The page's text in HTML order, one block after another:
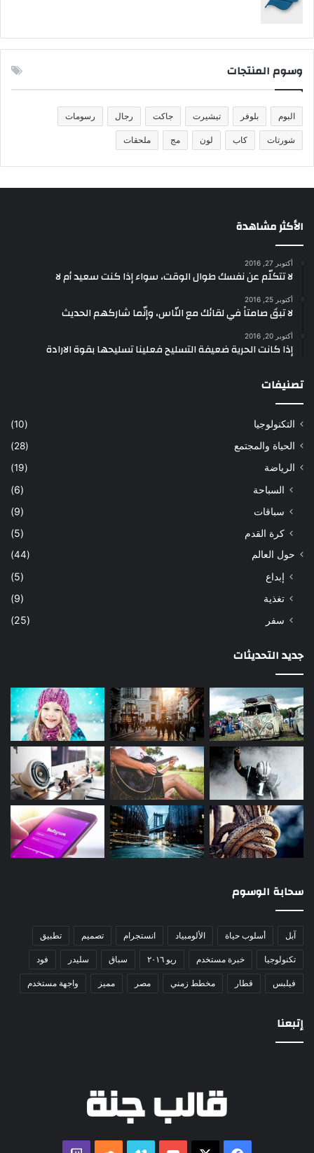
وسوم المنتجات
البوم بلوفر تيشيرت جاكت رجال رسومات
شورتات كاب لون مج ملحقات
الأكثر مشاهدة
أكتوبر 27, 2016
لا تتكلّم عن نفسك طوال الوقت، سواء إذا كنت سعيد أم لا
أكتوبر 25, 2016
لا تبقَ صامتاً في لقائك مع النّاس، وإنّما شاركهم الحديث
أكتوبر 20, 2016
إذا كانت الحرية ضعيفة التسليح فعلينا تسليحها بقوة الارادة
تصنيفات
التكنولوجيا
(10)
الحياة والمجتمع
(28)
الرياضة
(19)
السباحة
(6)
سباقات
(9)
كرة القدم
(5)
حول العالم (44)
إبداع
(5)
تغذية
(9)
سفر
(25)
جديد التحديثات
سحابة الوسوم
آبل أسلوب حياة الألومبياد انستجرام تصميم تطبيق
تكنولوجيا خبرة مستخدم ريو ٢٠١٦ سباق سليدر فود
فيلبس قطار مخطط زمني مصر مميز واجهة مستخدم
إتبعنا